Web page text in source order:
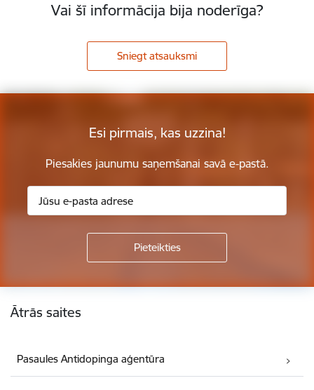
Vai šī informācija bija noderīga?
Sniegt atsauksmi
Esi pirmais, kas uzzina!
Piesakies jaunumu saņemšanai savā e-pastā.
Ātrās saites
Pasaules Antidopinga aģentūra